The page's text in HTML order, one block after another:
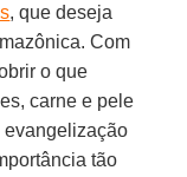
, que deseja
Com
o que
carne e pele
evangelização
tão